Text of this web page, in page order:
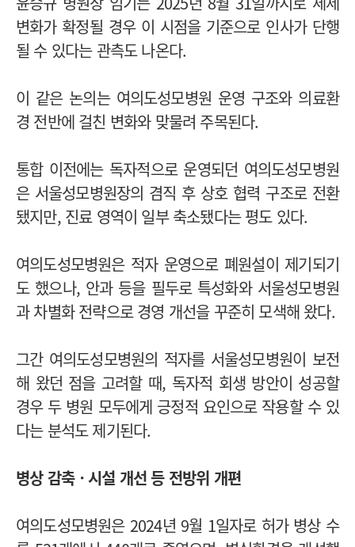
변화가 확정될 경우 이 시점을 기준으로 인사가 단행
될 수 있다는 관측도 나온다.
이 같은 논의는 여의도성모병원 운영 구조와 의료환
경 전반에 걸친 변화와 맞물려 주목된다.
통합 이전에는 독자적으로 운영되던 여의도성모병원
은 서울성모병원장의 겸직 후 상호 협력 구조로 전환
됐지만, 진료 영역이 일부 축소됐다는 평도 있다.
여의도성모병원은 적자 운영으로 폐원설이 제기되기
도 했으나, 안과 등을 필두로 특성화와 서울성모병원
과 차별화 전략으로 경영 개선을 꾸준히 모색해 왔다.
그간 여의도성모병원의 적자를 서울성모병원이 보전
해 왔던 점을 고려할 때, 독자적 회생 방안이 성공할
경우 두 병원 모두에게 긍정적 요인으로 작용할 수 있
다는 분석도 제기된다.
병상 감축ㆍ시설 개선 등 전방위 개편
여의도성모병원은 2024년 9월 1일자로 허가 병상 수